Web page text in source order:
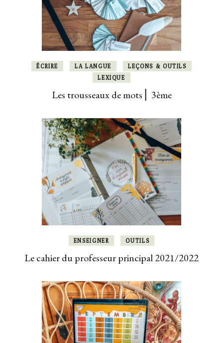
ÉCRIRE LA LANGUE
LEÇONS & OUTILS
LEXIQUE
Les trousseaux de mots ⎜ 3ème
ENSEIGNER OUTILS
Le cahier du professeur principal 2021/2022